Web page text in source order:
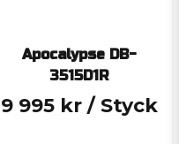
Apocalypse DB-
3515D1R
9 995 kr / Styck